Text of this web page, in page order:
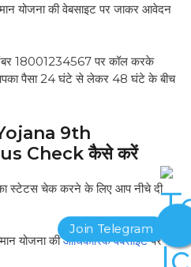
योजना की वेबसाइट पर जाकर आवेदन
18001234567 पर कॉल करके
पैसा 24 घंटे से लेकर 48 घंटे के बीच
9th
Check कैसे करें
का स्टेटस चेक करने के लिए आप नीचे दी
योजना कीआधिकारिक वेबसाइटपर